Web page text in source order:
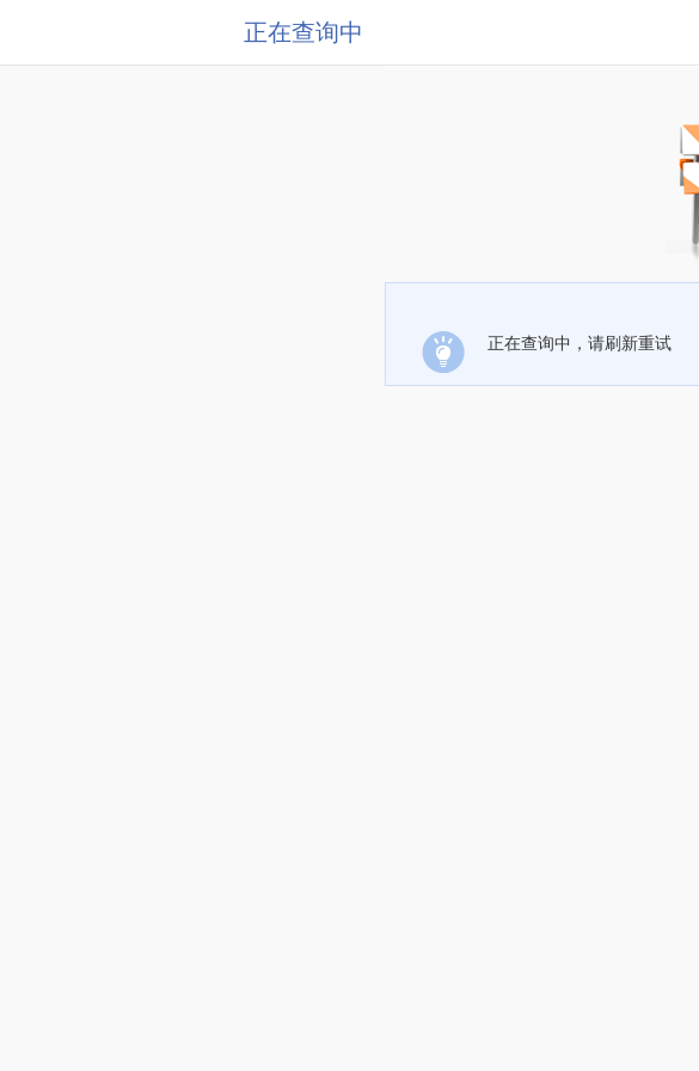
正在查询中
正在查询中，请刷新重试